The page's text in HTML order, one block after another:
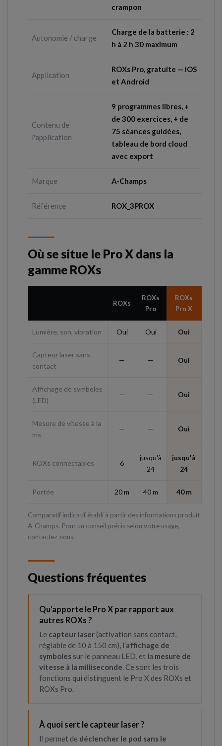
crampon
Autonomie / charge
Charge de la batterie : 2
h à 2 h 30 maximum
Application
ROXs Pro, gratuite — iOS
et Android
Contenu de
l'application
9 programmes libres, +
de 300 exercices, + de
75 séances guidées,
tableau de bord cloud
avec export
Marque A-Champs
Référence ROX_3PROX
Où se situe le Pro X dans la
gamme ROXs
ROXs
ROXs
Pro
ROXs
Pro X
Lumière, son, vibration Oui Oui Oui
Capteur laser sans
contact
— — Oui
Affichage de symboles
(LED)
— — Oui
Mesure de vitesse à la
ms
— — Oui
ROXs connectables 6
jusqu'à
24
jusqu'à
24
Portée 20 m 40 m 40 m
Comparatif indicatif établi à partir des informations produit
A-Champs. Pour un conseil précis selon votre usage,
contactez-nous.
Questions fréquentes
Qu'apporte le Pro X par rapport aux
autres ROXs ?
Le capteur laser (activation sans contact,
réglable de 10 à 150 cm), l'affichage de
symboles sur le panneau LED, et la mesure de
vitesse à la milliseconde. Ce sont les trois
fonctions qui distinguent le Pro X des ROXs et
ROXs Pro.
À quoi sert le capteur laser ?
Il permet de déclencher le pod sans le